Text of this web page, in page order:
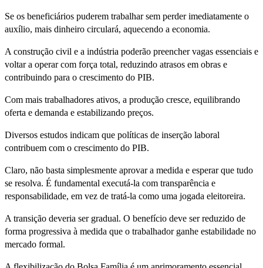
Se os beneficiários puderem trabalhar sem perder imediatamente o
auxílio, mais dinheiro circulará, aquecendo a economia.
A construção civil e a indústria poderão preencher vagas essenciais e
voltar a operar com força total, reduzindo atrasos em obras e
contribuindo para o crescimento do PIB.
Com mais trabalhadores ativos, a produção cresce, equilibrando
oferta e demanda e estabilizando preços.
Diversos estudos indicam que políticas de inserção laboral
contribuem com o crescimento do PIB.
Claro, não basta simplesmente aprovar a medida e esperar que tudo
se resolva. É fundamental executá-la com transparência e
responsabilidade, em vez de tratá-la como uma jogada eleitoreira.
A transição deveria ser gradual. O benefício deve ser reduzido de
forma progressiva à medida que o trabalhador ganhe estabilidade no
mercado formal.